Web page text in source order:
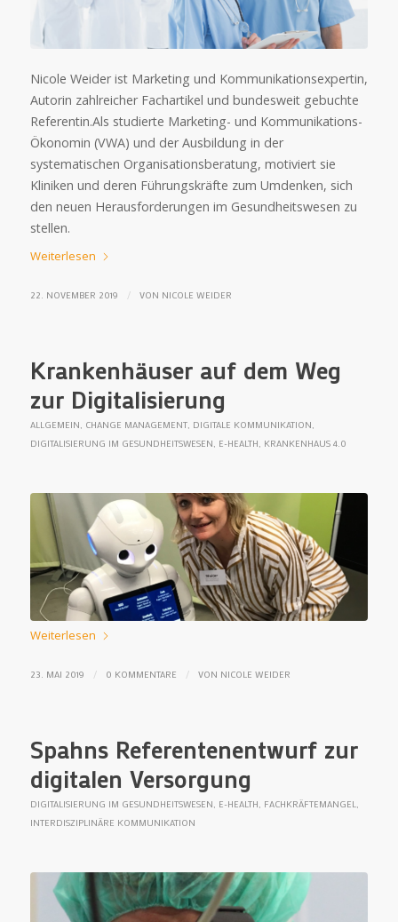
Nicole Weider ist Marketing und Kommunikationsexpertin,
Autorin zahlreicher Fachartikel und bundesweit gebuchte
Referentin.Als studierte Marketing- und Kommunikations-
Ökonomin (VWA) und der Ausbildung in der
systematischen Organisationsberatung, motiviert sie
Kliniken und deren Führungskräfte zum Umdenken, sich
den neuen Herausforderungen im Gesundheitswesen zu
stellen.
Weiterlesen
22. NOVEMBER 2019 / VON NICOLE WEIDER
Krankenhäuser auf dem Weg
zur Digitalisierung
ALLGEMEIN CHANGE MANAGEMENT, DIGITALE KOMMUNIKATION
DIGITALISIERUNG IM GESUNDHEITSWESEN E-HEALTH KRANKENHAUS 4.0
Weiterlesen
23. MAI 2019 / 0 KOMMENTARE / VON NICOLE WEIDER
Spahns Referentenentwurf zur
digitalen Versorgung
DIGITALISIERUNG IM GESUNDHEITSWESEN, E-HEALTH, FACHKRÄFTEMANGEL,
INTERDISZIPLINÄRE KOMMUNIKATION